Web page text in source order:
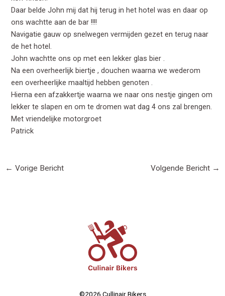
Daar belde John mij dat hij terug in het hotel was en daar op
ons wachtte aan de bar !!!!
Navigatie gauw op snelwegen vermijden gezet en terug naar
de het hotel.
John wachtte ons op met een lekker glas bier .
Na een overheerlijk biertje , douchen waarna we wederom
een overheerlijke maaltijd hebben genoten .
Hierna een afzakkertje waarna we naar ons nestje gingen om
lekker te slapen en om te dromen wat dag 4 ons zal brengen.
Met vriendelijke motorgroet
Patrick
← Vorige Bericht Volgende Bericht →
©2026 Cullinair Bikers